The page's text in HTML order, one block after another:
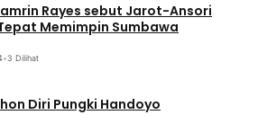
sebut Jarot-Ansori
Memimpin Sumbawa
•3 Dilihat
Diri Pungki Handoyo